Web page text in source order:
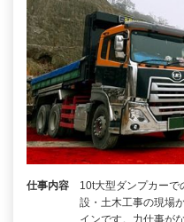
仕事内容
10t大型ダンプカー
設・土木工事の現場
インです。力仕事が